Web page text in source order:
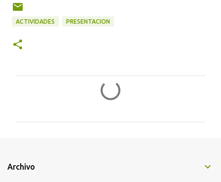
ACTIVIDADES PRESENTACION
Archivo